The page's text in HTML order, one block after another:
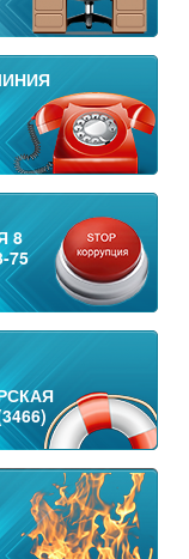
8
75